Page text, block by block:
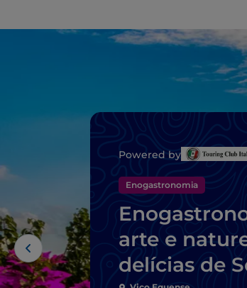
Powered by
Enogastronomia
arte e
delícias de